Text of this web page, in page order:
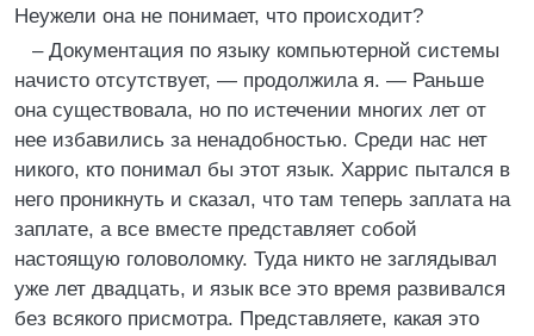
Неужели она не понимает, что происходит?
– Документация по языку компьютерной системы
начисто отсутствует, — продолжила я. — Раньше
она существовала, но по истечении многих лет от
нее избавились за ненадобностью. Среди нас нет
никого, кто понимал бы этот язык. Харрис пытался в
него проникнуть и сказал, что там теперь заплата на
заплате, а все вместе представляет собой
настоящую головоломку. Туда никто не заглядывал
уже лет двадцать, и язык все это время развивался
без всякого присмотра. Представляете, какая это